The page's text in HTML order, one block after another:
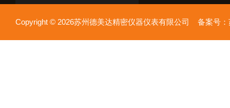
Copyright © 2026苏州德美达精密仪器仪表有限公司 备案号：